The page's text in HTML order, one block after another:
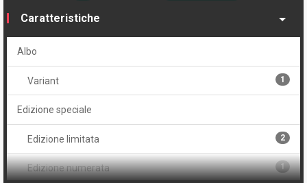
Caratteristiche
Albo
Variant 1
Edizione speciale
Edizione limitata 2
Edizione numerata 1